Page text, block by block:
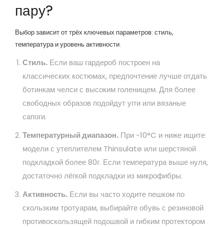
пару?
Выбор зависит от трёх ключевых параметров: стиль,
температура и уровень активности.
Стиль. Если ваш гардероб построен на
классических костюмах, предпочтение лучше отдать
ботинкам челси с высоким голенищем. Для более
свободных образов подойдут угги или вязаные
сапоги.
Температурный диапазон. При -10°C и ниже ищите
модели с утеплителем Thinsulate или шерстяной
подкладкой более 80г. Если температура выше нуля,
достаточно лёгкой подкладки из микрофибры.
Активность. Если вы часто ходите пешком по
скользким тротуарам, выбирайте обувь с резиновой
противоскользящей подошвой и гибким протектором